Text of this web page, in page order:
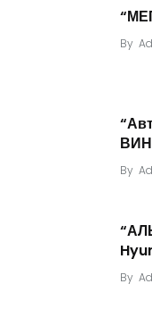
By
By
By